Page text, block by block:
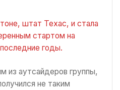
штат Техас, и стала
стартом на
годы.
из аутсайдеров группы,
не таким